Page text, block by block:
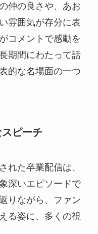
仲の良さや、あお
雰囲気が存分に表
コメントで感動を
期間にわたって話
的な名場面の一つ
ピーチ
れた卒業配信は、
深いエピソードで
りながら、ファン
る姿に、多くの視